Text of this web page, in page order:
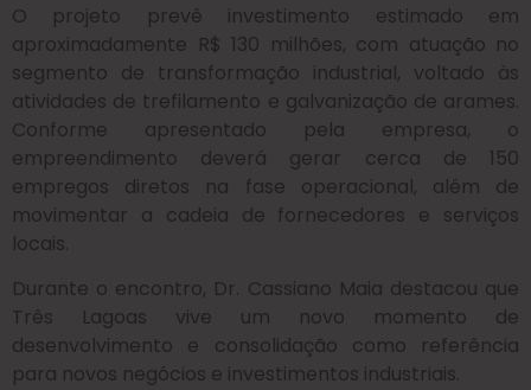
O projeto prevê investimento estimado em
aproximadamente R$ 130 milhões, com atuação no
segmento de transformação industrial, voltado às
atividades de trefilamento e galvanização de arames.
Conforme apresentado pela empresa, o
empreendimento deverá gerar cerca de 150
empregos diretos na fase operacional, além de
movimentar a cadeia de fornecedores e serviços
locais.
Durante o encontro, Dr. Cassiano Maia destacou que
Três Lagoas vive um novo momento de
desenvolvimento e consolidação como referência
para novos negócios e investimentos industriais.